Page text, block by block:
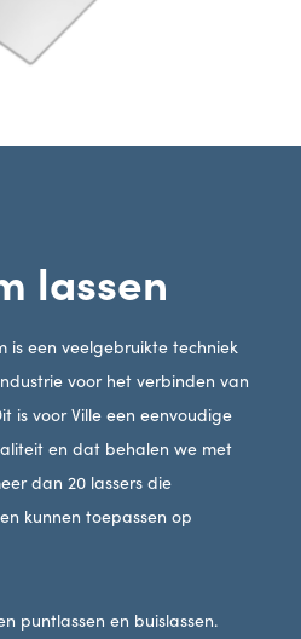
lassen
is een veelgebruikte techniek
voor het verbinden van
is voor Ville een eenvoudige
en dat behalen we met
dan 20 lassers die
kunnen toepassen op
puntlassen en buislassen.